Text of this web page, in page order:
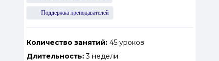
Поддержка преподавателей
Количество занятий:45 уроков
Длительность:3 недели